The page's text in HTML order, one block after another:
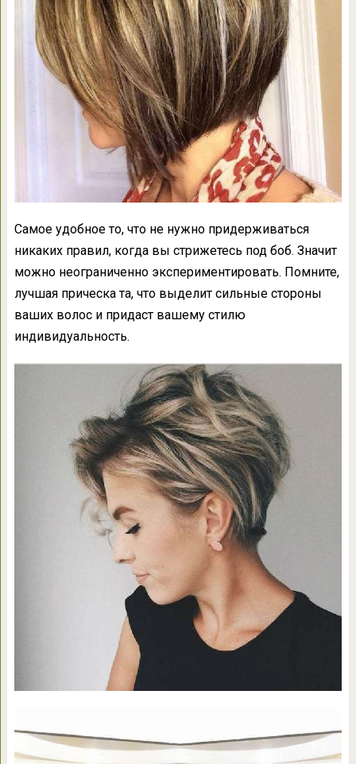
Самое удобное то, что не нужно придерживаться
никаких правил, когда вы стрижетесь под боб. Значит
можно неограниченно экспериментировать. Помните,
лучшая прическа та, что выделит сильные стороны
ваших волос и придаст вашему стилю
индивидуальность.